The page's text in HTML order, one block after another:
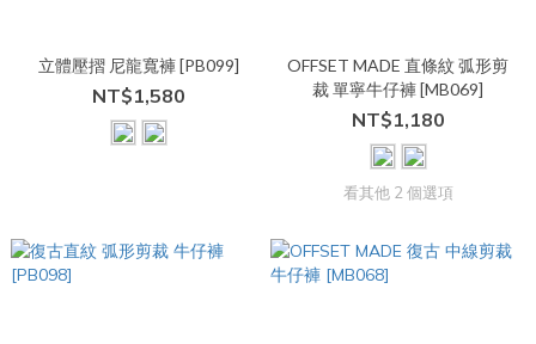
立體壓摺 尼龍寬褲 [PB099]
NT$1,580
OFFSET MADE 直條紋 弧形剪
裁 單寧牛仔褲 [MB069]
NT$1,180
看其他 2 個選項